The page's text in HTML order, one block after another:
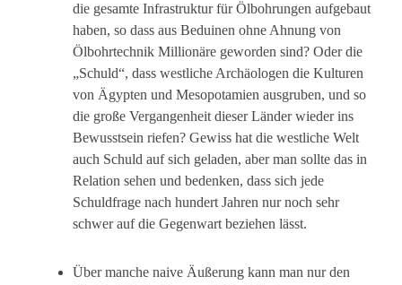
die gesamte Infrastruktur für Ölbohrungen aufgebaut
haben, so dass aus Beduinen ohne Ahnung von
Ölbohrtechnik Millionäre geworden sind? Oder die
„Schuld“, dass westliche Archäologen die Kulturen
von Ägypten und Mesopotamien ausgruben, und so
die große Vergangenheit dieser Länder wieder ins
Bewusstsein riefen? Gewiss hat die westliche Welt
auch Schuld auf sich geladen, aber man sollte das in
Relation sehen und bedenken, dass sich jede
Schuldfrage nach hundert Jahren nur noch sehr
schwer auf die Gegenwart beziehen lässt.
Über manche naive Äußerung kann man nur den